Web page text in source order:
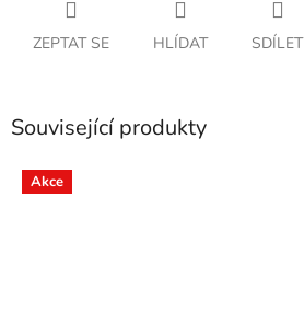
ZEPTAT SE HLÍDAT SDÍLET
Související produkty
Akce